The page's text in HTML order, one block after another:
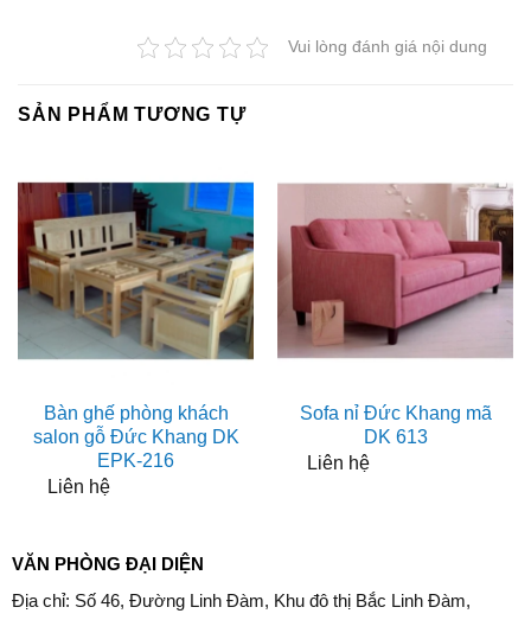
Vui lòng đánh giá nội dung
SẢN PHẨM TƯƠNG TỰ
Bàn ghế phòng khách
salon gỗ Đức Khang DK
EPK-216
Liên hệ
Sofa nỉ Đức Khang mã
DK 613
Liên hệ
VĂN PHÒNG ĐẠI DIỆN
Địa chỉ: Số 46, Đường Linh Đàm, Khu đô thị Bắc Linh Đàm,